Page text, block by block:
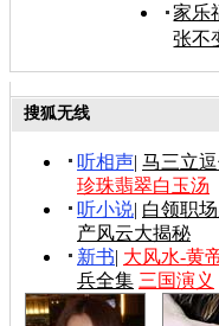
家乐
张不
搜狐无线
听相声| 马三立
珍珠翡翠白玉汤
听小说| 白领职
产风云大揭秘
新书| 大风水-黄
兵全集 三国演义